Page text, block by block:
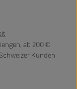
ab 200 €
Kunden